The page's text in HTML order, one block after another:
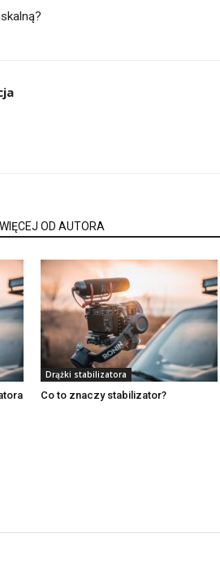
WIĘCEJ OD AUTORA
Drążki stabilizatora
Co to znaczy stabilizator?